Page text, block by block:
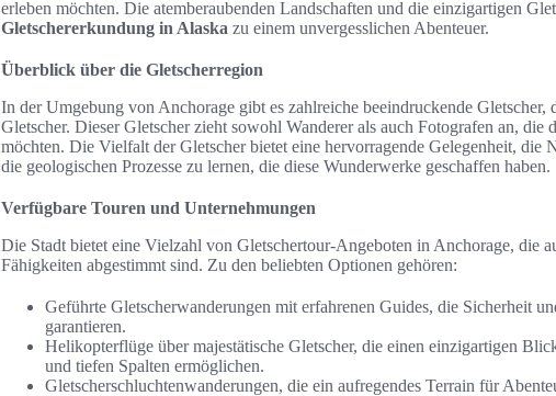
erleben möchten. Die atemberaubenden Landschaften und die einzigartigen
Gletschererkundung in Alaska zu einem unvergesslichen Abenteuer.
Überblick über die Gletscherregion
In der Umgebung von Anchorage gibt es zahlreiche beeindruckende
Gletscher. Dieser Gletscher zieht sowohl Wanderer als auch Fotografen an, die
möchten. Die Vielfalt der Gletscher bietet eine hervorragende Gelegenheit, die
die geologischen Prozesse zu lernen, die diese Wunderwerke geschaffen haben.
Verfügbare Touren und Unternehmungen
Die Stadt bietet eine Vielzahl von Gletschertour-Angeboten in Anchorage, die
Fähigkeiten abgestimmt sind. Zu den beliebten Optionen gehören:
Geführte Gletscherwanderungen mit erfahrenen Guides, die Sicherheit
garantieren.
Helikopterflüge über majestätische Gletscher, die einen einzigartigen
und tiefen Spalten ermöglichen.
Gletscherschluchtenwanderungen, die ein aufregendes Terrain für